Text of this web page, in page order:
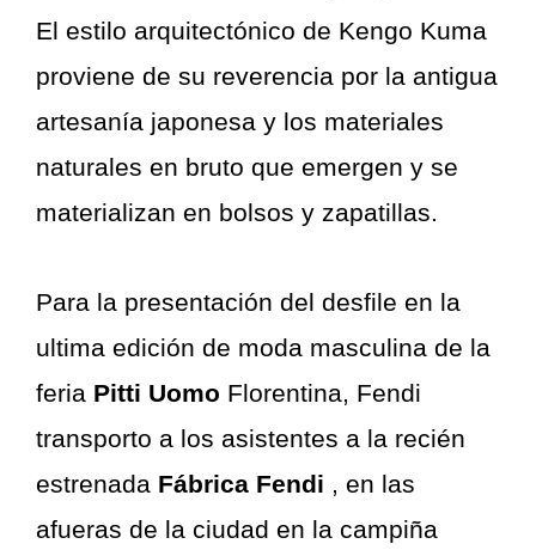
El estilo arquitectónico de Kengo Kuma
proviene de su reverencia por la antigua
artesanía japonesa y los materiales
naturales en bruto que emergen y se
materializan en bolsos y zapatillas.
Para la presentación del desfile en la
ultima edición de moda masculina de la
feria Pitti Uomo Florentina, Fendi
transporto a los asistentes a la recién
estrenada Fábrica Fendi , en las
afueras de la ciudad en la campiña